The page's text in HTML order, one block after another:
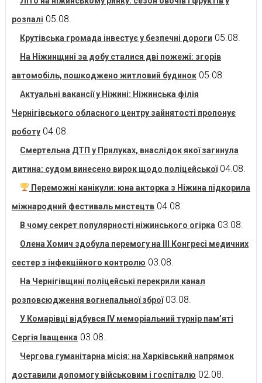
розпалі 05.08.
Крутівська громада інвестує у безпечні дороги 05.08.
На Ніжинщині за добу сталися дві пожежі: згорів
автомобіль, пошкоджено житловий будинок 05.08.
Актуальні вакансії у Ніжині: Ніжинська філія
Чернігівського обласного центру зайнятості пропонує
роботу 04.08.
Смертельна ДТП у Прилуках, внаслідок якої загинула
дитина: судом винесено вирок щодо поліцейської 04.08.
Переможні канікули: юна акторка з Ніжина підкорила
міжнародний фестиваль мистецтв 04.08.
В чому секрет популярності ніжинського огірка 03.08.
Олена Хомич здобула перемогу на ІІІ Конгресі медичних
сестер з інфекційного контролю 03.08.
На Чернігівщині поліцейські перекрили канал
розповсюдження вогнепальної зброї 03.08.
У Комарівці відбувся IV меморіальний турнір пам’яті
Сергія Іващенка 03.08.
Чергова гуманітарна місія: на Харківський напрямок
доставили допомогу військовим і госпіталю 02.08.